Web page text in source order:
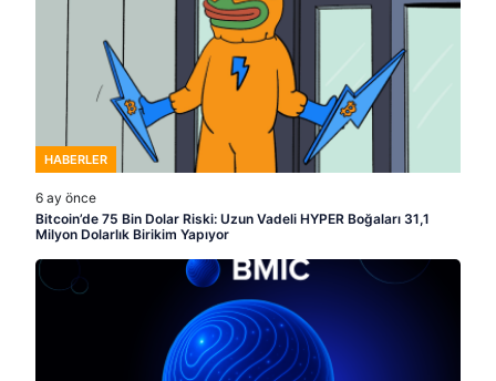
HABERLER
6 ay önce
Bitcoin’de 75 Bin Dolar Riski: Uzun Vadeli HYPER Boğaları 31,1
Milyon Dolarlık Birikim Yapıyor